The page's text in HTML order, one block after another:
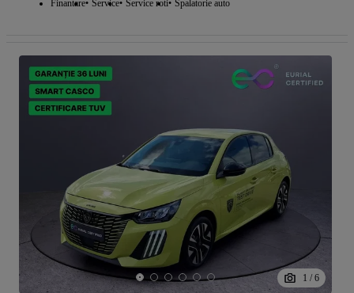
Finantare Service Service roti Spalatorie auto
1 / 6